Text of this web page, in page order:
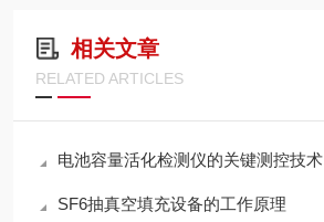
相关文章
RELATED ARTICLES
电池容量活化检测仪的关键测控技术
SF6抽真空填充设备的工作原理